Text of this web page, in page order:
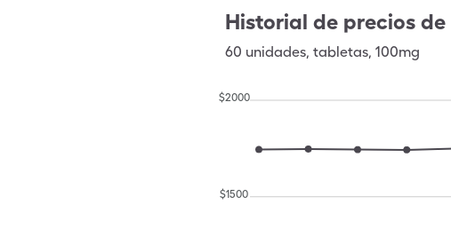
Historial de precios de
60 unidades, tabletas, 100mg
$1500
$2000